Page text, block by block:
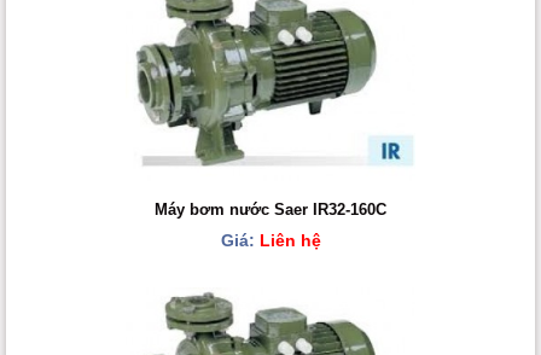
Máy bơm nước Saer IR32-160C
Giá: Liên hệ